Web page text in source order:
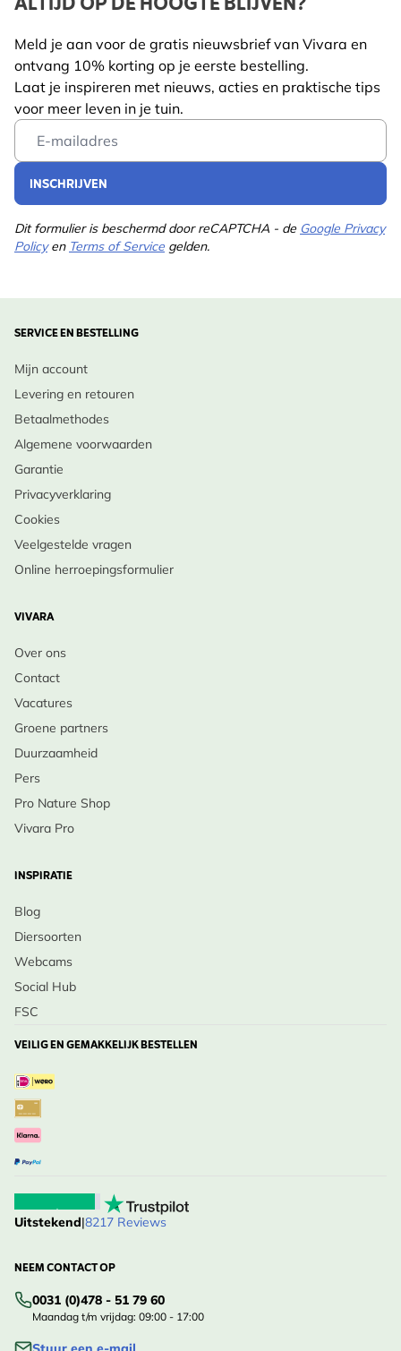
Meld je aan voor de gratis nieuwsbrief van Vivara en
ontvang 10% korting op je eerste bestelling.
Laat je inspireren met nieuws, acties en praktische tips
voor meer leven in je tuin.
Email Address
INSCHRIJVEN
Dit formulier is beschermd door reCAPTCHA - de Google Privacy
Policyen Terms of Service gelden.
SERVICE EN BESTELLING
Mijn account
Levering en retouren
Betaalmethodes
Algemene voorwaarden
Garantie
Privacyverklaring
Cookies
Veelgestelde vragen
Online herroepingsformulier
VIVARA
Over ons
Contact
Vacatures
Groene partners
Duurzaamheid
Pers
Pro Nature Shop
Vivara Pro
INSPIRATIE
Blog
Diersoorten
Webcams
Social Hub
FSC
VEILIG EN GEMAKKELIJK BESTELLEN
Uitstekend|8217 Reviews
NEEM CONTACT OP
0031 (0)478 - 51 79 60
Maandag t/m vrijdag: 09:00 - 17:00